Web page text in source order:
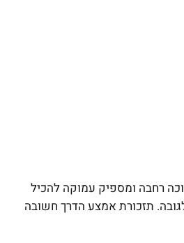
רחבה ומספיק עמוקה להכיל
תזכורת אמצע הדרך חשובה